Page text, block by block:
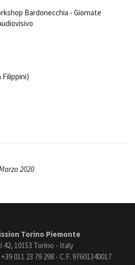
Bardonecchia - Giornate
2020
Torino Piemonte
42, 10153 Torino - Italy
011 23 79 298 - C.F. 97601340017